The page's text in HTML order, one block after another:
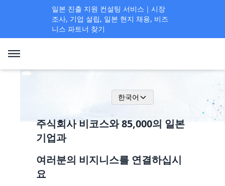
일본 진출 지원 컨설팅 서비스｜시장
조사, 기업 설립, 일본 현지 채용, 비즈
니스 파트너 찾기
한국어
주식회사 비코스와 85,000의 일본
기업과
여러분의 비지니스를 연결하십시
요